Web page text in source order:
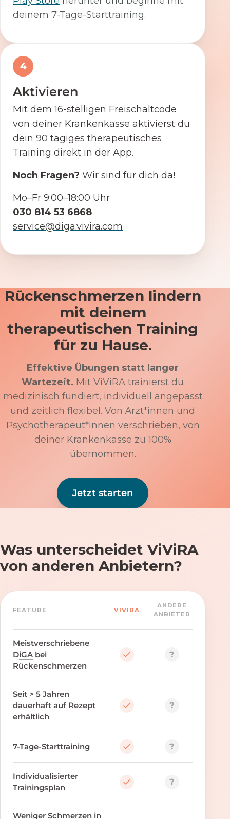
deinem 7-Tage-Starttraining.
4
Aktivieren
Mit dem 16-stelligen Freischaltcode
von deiner Krankenkasse aktivierst du
dein 90 tägiges therapeutisches
Training direkt in der App.
Noch Fragen? Wir sind für dich da!
Mo–Fr 9:00–18:00 Uhr
030 814 53 6868
service@diga.vivira.com
Rückenschmerzen lindern
mit deinem
therapeutischen Training
für zu Hause.
Effektive Übungen statt langer
Wartezeit. Mit ViViRA trainierst du
medizinisch fundiert, individuell angepasst
und zeitlich flexibel. Von Ärzt*innen und
Psychotherapeut*innen verschrieben, von
deiner Krankenkasse zu 100%
übernommen.
Jetzt starten
Was unterscheidet ViViRA
von anderen Anbietern?
FEATURE VIVIRA
ANDERE
ANBIETER
Meistverschriebene
DiGA bei
Rückenschmerzen
?
Seit > 5 Jahren
dauerhaft auf Rezept
erhältlich
?
7-Tage-Starttraining ?
Individualisierter
Trainingsplan
?
Weniger Schmerzen in